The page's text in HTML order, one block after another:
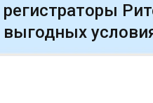
регистраторы
выгодных